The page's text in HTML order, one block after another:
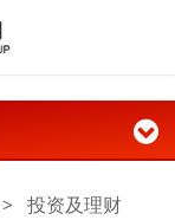
> 投资及理财